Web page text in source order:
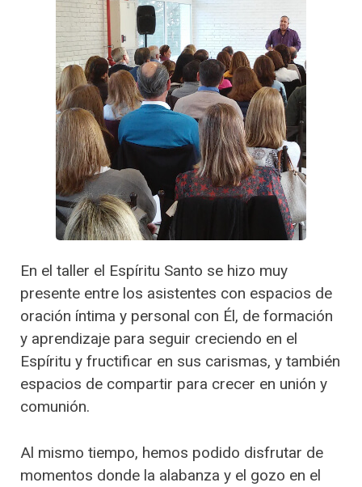
En el taller el Espíritu Santo se hizo muy
presente entre los asistentes con espacios de
oración íntima y personal con Él, de formación
y aprendizaje para seguir creciendo en el
Espíritu y fructificar en sus carismas, y también
espacios de compartir para crecer en unión y
comunión.
Al mismo tiempo, hemos podido disfrutar de
momentos donde la alabanza y el gozo en el